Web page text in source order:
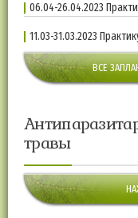
06.04-
11.03-
ВСЕ
травы